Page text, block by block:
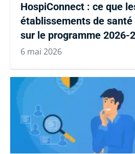
HospiConnect : ce que
établissements de
sur le programme 2026-
6 mai 2026